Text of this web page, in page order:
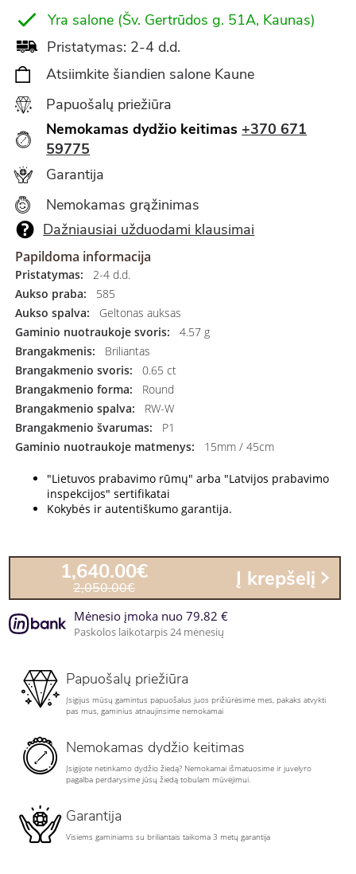
Yra salone (Šv. Gertrūdos g. 51A, Kaunas)
Pristatymas: 2-4 d.d.
Atsiimkite šiandien salone Kaune
Papuošalų priežiūra
Nemokamas dydžio keitimas +370 671
59775
Garantija
Nemokamas grąžinimas
Dažniausiai užduodami klausimai
Papildoma informacija
Pristatymas:
2-4 d.d.
Aukso praba:
585
Aukso spalva:
Geltonas auksas
Gaminio nuotraukoje svoris:
4.57 g
Brangakmenis:
Briliantas
Brangakmenio svoris:
0.65 ct
Brangakmenio forma:
Round
Brangakmenio spalva:
RW-W
Brangakmenio švarumas:
P1
Gaminio nuotraukoje matmenys:
15mm / 45cm
"Lietuvos prabavimo rūmų" arba "Latvijos prabavimo
inspekcijos" sertifikatai
Kokybės ir autentiškumo garantija.
1,640.00€
2,050.00€ Į krepšelį
Mėnesio įmoka nuo 79.82 €
Paskolos laikotarpis 24 mėnesių
Papuošalų priežiūra
Įsigijus mūsų gamintus papuošalus juos prižiūrėsime mes, pakaks atvykti
pas mus, gaminius atnaujinsime nemokamai
Nemokamas dydžio keitimas
Įsigijote netinkamo dydžio žiedą? Nemokamai išmatuosime ir juvelyro
pagalba perdarysime jūsų žiedą tobulam mūvėjimui.
Garantija
Visiems gaminiams su briliantais taikoma 3 metų garantija